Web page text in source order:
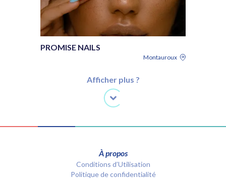
PROMISE NAILS
Montauroux
Afficher plus ?
À propos
Conditions d’Utilisation
Politique de confidentialité